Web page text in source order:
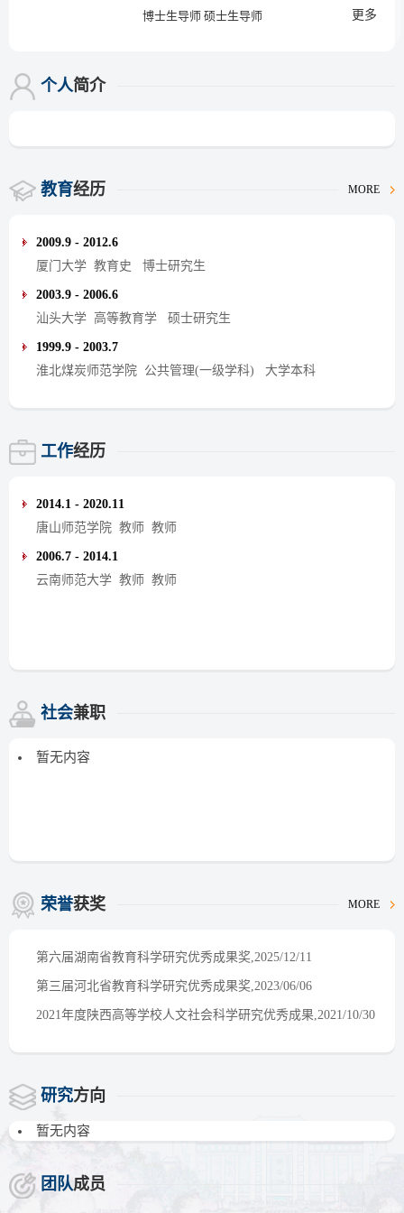
博士生导师 硕士生导师 更多
个人简介
MORE
教育经历
2009.9 - 2012.6
厦门大学 教育史 博士研究生
2003.9 - 2006.6
汕头大学 高等教育学 硕士研究生
1999.9 - 2003.7
淮北煤炭师范学院 公共管理(一级学科) 大学本科
工作经历
2014.1 - 2020.11
唐山师范学院 教师 教师
2006.7 - 2014.1
云南师范大学 教师 教师
社会兼职
暂无内容
MORE
荣誉获奖
第六届湖南省教育科学研究优秀成果奖,2025/12/11
第三届河北省教育科学研究优秀成果奖,2023/06/06
2021年度陕西高等学校人文社会科学研究优秀成果,2021/10/30
研究方向
暂无内容
团队成员